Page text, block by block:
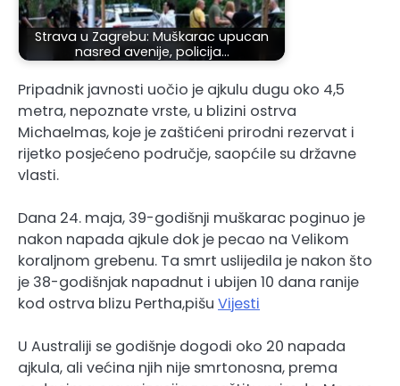
Strava u Zagrebu: Muškarac upucan
nasred avenije, policija…
Pripadnik javnosti uočio je ajkulu dugu oko 4,5
metra, nepoznate vrste, u blizini ostrva
Michaelmas, koje je zaštićeni prirodni rezervat i
rijetko posjećeno područje, saopćile su državne
vlasti.
Dana 24. maja, 39-godišnji muškarac poginuo je
nakon napada ajkule dok je pecao na Velikom
koraljnom grebenu. Ta smrt uslijedila je nakon što
je 38-godišnjak napadnut i ubijen 10 dana ranije
kod ostrva blizu Pertha,pišu Vijesti
U Australiji se godišnje dogodi oko 20 napada
ajkula, ali većina njih nije smrtonosna, prema